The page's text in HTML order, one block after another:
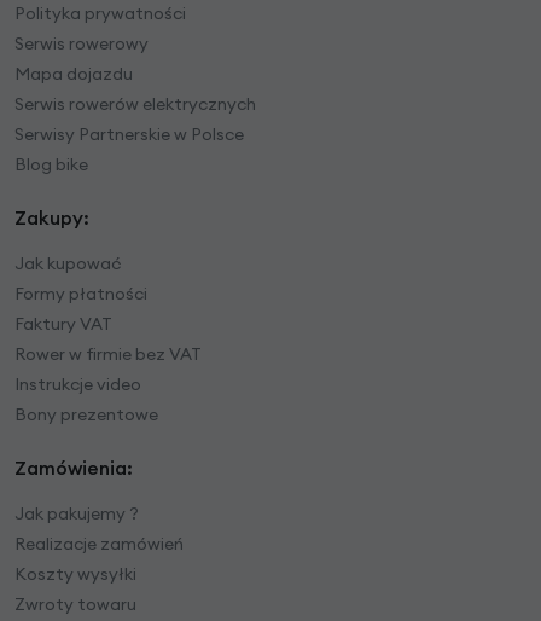
Polityka prywatności
Serwis rowerowy
Mapa dojazdu
Serwis rowerów elektrycznych
Serwisy Partnerskie w Polsce
Blog bike
Zakupy:
Jak kupować
Formy płatności
Faktury VAT
Rower w firmie bez VAT
Instrukcje video
Bony prezentowe
Zamówienia:
Jak pakujemy ?
Realizacje zamówień
Koszty wysyłki
Zwroty towaru